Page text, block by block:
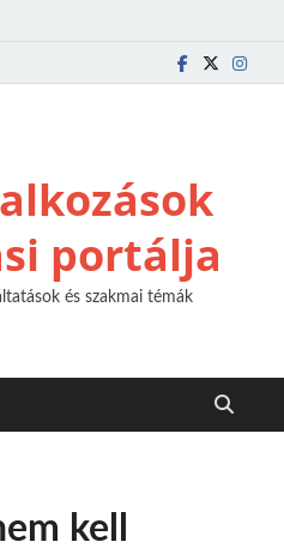
portálja
és szakmai témák
kell